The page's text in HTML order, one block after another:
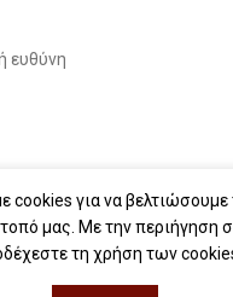
ευθύνη
cookies για να βελτιώσουμε
μας. Με την περιήγηση
τη χρήση των